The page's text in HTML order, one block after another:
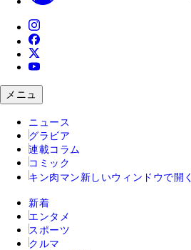
メニュ
ニュース
グラビア
連載コラム
コミック
キン肉マン 新しいウィンドウで開く
新着
エンタメ
スポーツ
クルマ